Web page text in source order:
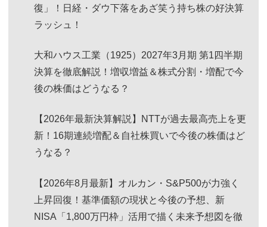
復」！日経・ダウ下落をあざ笑う持ち株の好決算
ラッシュ！
大和ハウス工業（1925）2027年3月期 第1四半期
決算を徹底解説！増収増益＆株式分割・増配で今
後の株価はどうなる？
【2026年最新決算解説】NTTが過去最高売上を更
新！16期連続増配＆自社株買いで今後の株価はど
うなる？
【2026年8月最新】オルカン・S&P500が力強く
上昇回復！基準価額の現状と今後の予想、新
NISA「1,800万円枠」活用で描く未来予想図を徹